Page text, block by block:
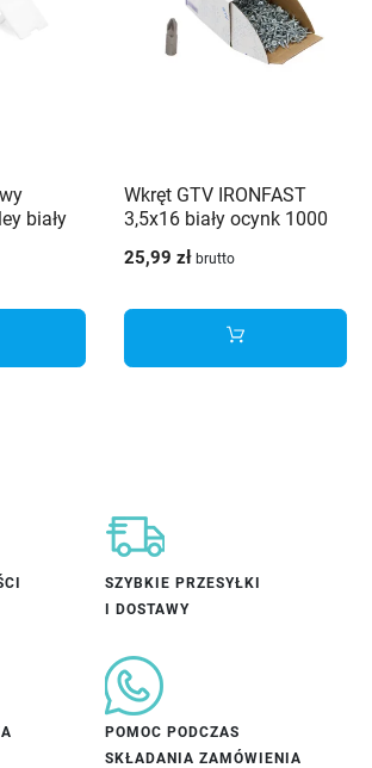
biały
Wkręt GTV IRONFAST
3,5x16 biały ocynk 1000
25,99 zł brutto
SZYBKIE PRZESYŁKI
I DOSTAWY
POMOC PODCZAS
SKŁADANIA ZAMÓWIENIA